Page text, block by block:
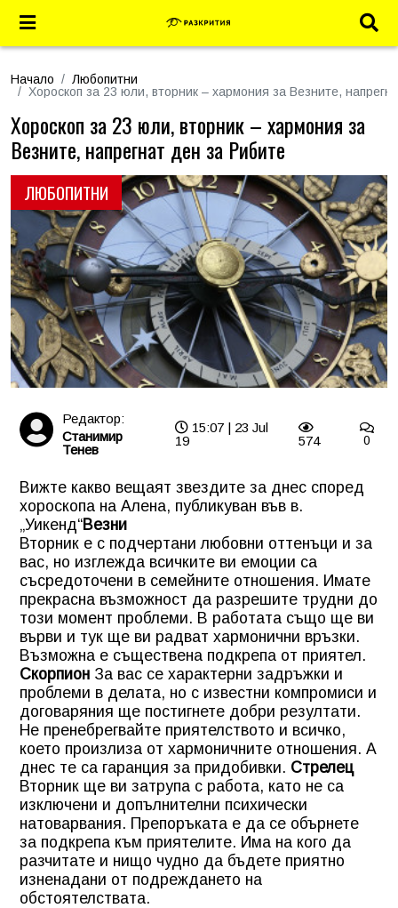
Начало
Любопитни
Хороскоп за 23 юли, вторник – хармония за Везните,
ЛЮБОПИТНИ
Хороскоп за 23 юли, вторник – хармония за
Везните, напрегнат ден за Рибите
Редактор:
Станимир
Тенев
15:07 | 23 Jul
19
574 0
Вижте какво вещаят звездите за днес според
хороскопа на Алена, публикуван във в.
„Уикенд“Везни
Вторник е с подчертани любовни оттенъци и за
вас, но изглежда всичките ви емоции са
съсредоточени в семейните отношения. Имате
прекрасна възможност да разрешите трудни до
този момент проблеми. В работата също ще ви
върви и тук ще ви радват хармонични връзки.
Възможна е съществена подкрепа от приятел.
Скорпион За вас се характерни задръжки и
проблеми в делата, но с известни компромиси и
договаряния ще постигнете добри резултати.
Не пренебрегвайте приятелството и всичко,
което произлиза от хармоничните отношения. А
днес те са гаранция за придобивки. Стрелец
Вторник ще ви затрупа с работа, като не са
изключени и допълнителни психически
натоварвания. Препоръката е да се обърнете
за подкрепа към приятелите. Има на кого да
разчитате и нищо чудно да бъдете приятно
изненадани от подреждането на
обстоятелствата.